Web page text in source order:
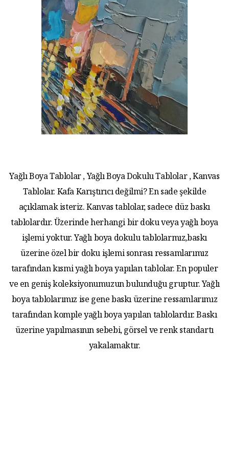
Yağlı Boya Tablolar , Yağlı Boya Dokulu Tablolar , Kanvas
Tablolar. Kafa Karıştırıcı değilmi? En sade şekilde
açıklamak isteriz. Kanvas tablolar, sadece düz baskı
tablolardır. Üzerinde herhangi bir doku veya yağlı boya
işlemi yoktur. Yağlı boya dokulu tablolarmız,baskı
üzerine özel bir doku işlemi sonrası ressamlarımız
tarafından kısmi yağlı boya yapılan tablolar. En populer
ve en geniş koleksiyonumuzun bulunduğu gruptur. Yağlı
boya tablolarımız ise gene baskı üzerine ressamlarımız
tarafından komple yağlı boya yapılan tablolardır. Baskı
üzerine yapılmasının sebebi, görsel ve renk standartı
yakalamaktır.